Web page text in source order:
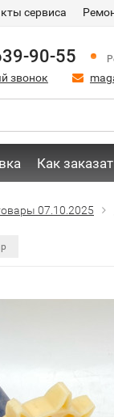
сервиса
90-55
звонок
Как
07.10.2025